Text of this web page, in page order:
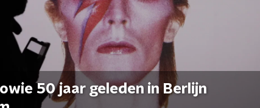
50 jaar geleden in Berlijn